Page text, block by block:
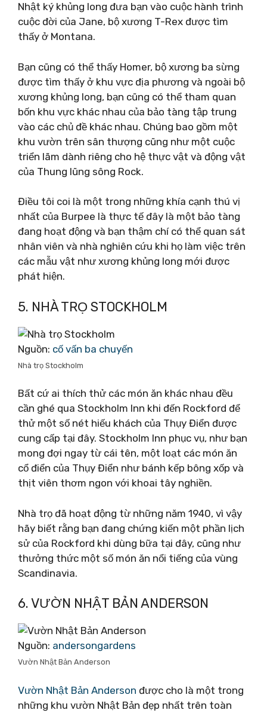
Nhật ký khủng long đưa bạn vào cuộc hành trình
cuộc đời của Jane, bộ xương T-Rex được tìm
thấy ở Montana.
Bạn cũng có thể thấy Homer, bộ xương ba sừng
được tìm thấy ở khu vực địa phương và ngoài bộ
xương khủng long, bạn cũng có thể tham quan
bốn khu vực khác nhau của bảo tàng tập trung
vào các chủ đề khác nhau. Chúng bao gồm một
khu vườn trên sân thượng cũng như một cuộc
triển lãm dành riêng cho hệ thực vật và động vật
của Thung lũng sông Rock.
Điều tôi coi là một trong những khía cạnh thú vị
nhất của Burpee là thực tế đây là một bảo tàng
đang hoạt động và bạn thậm chí có thể quan sát
nhân viên và nhà nghiên cứu khi họ làm việc trên
các mẫu vật như xương khủng long mới được
phát hiện.
5. NHÀ TRỌ STOCKHOLM
Nguồn: cố vấn ba chuyến
Nhà trọ Stockholm
Bất cứ ai thích thử các món ăn khác nhau đều
cần ghé qua Stockholm Inn khi đến Rockford để
thử một số nét hiếu khách của Thụy Điển được
cung cấp tại đây. Stockholm Inn phục vụ, như bạn
mong đợi ngay từ cái tên, một loạt các món ăn
cổ điển của Thụy Điển như bánh kếp bông xốp và
thịt viên thơm ngon với khoai tây nghiền.
Nhà trọ đã hoạt động từ những năm 1940, vì vậy
hãy biết rằng bạn đang chứng kiến ​​một phần lịch
sử của Rockford khi dùng bữa tại đây, cũng như
thưởng thức một số món ăn nổi tiếng của vùng
Scandinavia.
6. VƯỜN NHẬT BẢN ANDERSON
Nguồn: andersongardens
Vườn Nhật Bản Anderson
Vườn Nhật Bản Anderson được cho là một trong
những khu vườn Nhật Bản đẹp nhất trên toàn